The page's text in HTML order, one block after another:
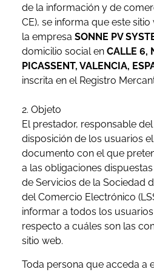
de la información y de
CE), se informa que este
la empresa SONNE PV
domicilio social en CALLE 6,
PICASSENT, VALENCIA,
inscrita en el Registro
2. Objeto
El prestador, responsable
disposición de los usuarios
documento con el que
a las obligaciones
de Servicios de la Sociedad
del Comercio Electrónico
informar a todos los
respecto a cuáles son las
sitio web.
Toda persona que acceda a